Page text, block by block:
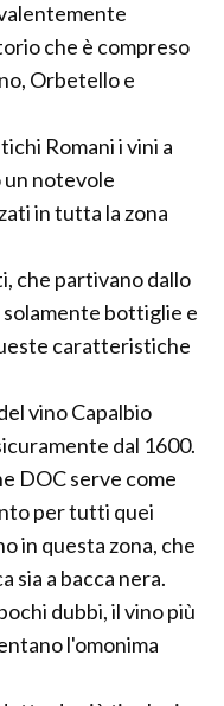
che è compreso
Orbetello e
Romani i vini a
un notevole
in tutta la zona
che partivano dallo
bottiglie e
caratteristiche
vino Capalbio
dal 1600.
DOC serve come
per tutti quei
in questa zona, che
sia a bacca nera.
dubbi, il vino più
l'omonima